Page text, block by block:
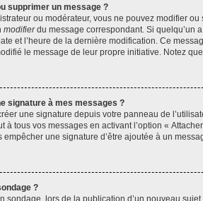
supprimer un message ?
ou modérateur, vous ne pouvez modifier
modifierdu message correspondant. Si quelqu’un
et l’heure de la dernière modification. Ce
le message de leur propre initiative. Notez
signature à mes messages ?
une signature depuis votre panneau de
à tous vos messages en activant l’option «
empêcher une signature d’être ajoutée à un
?
sondage, lors de la publication d’un nouveau